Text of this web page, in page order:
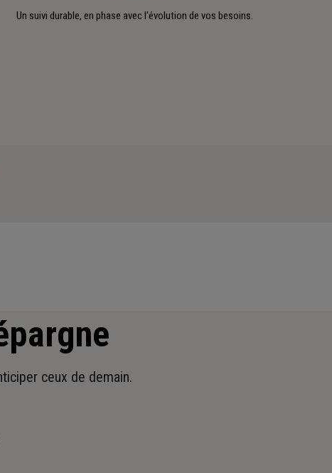
Un suivi durable, en phase avec l'évolution de vos besoins.
ceux de demain.